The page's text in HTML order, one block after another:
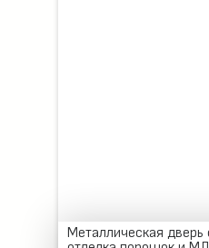
Металлическая дверь